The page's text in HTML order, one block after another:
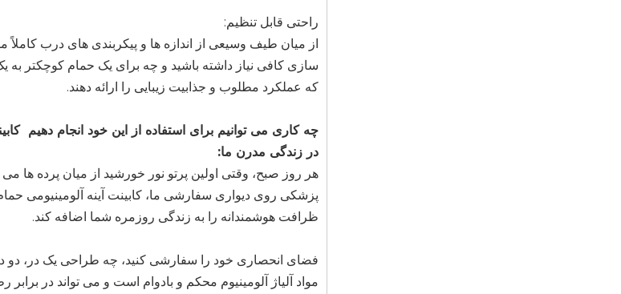
راحتی قابل تنظیم:
از میان طیف وسیعی از اندازه ها و پیکربندی های درب کاملاً
سازی کافی نیاز داشته باشید و چه برای یک حمام کوچکتر به
که عملکرد مطلوب و جذابیت زیبایی را ارائه دهند.
در زندگی مدرن ما:
هر روز صبح، وقتی اولین پرتو نور خورشید از میان پرده ها
ظرافت هوشمندانه را به زندگی روزمره شما اضافه کند.
فضای انحصاری خود را سفارشی کنید، چه طراحی یک در، دو
مواد آلیاژ آلومینیوم محکم و بادوام است و می تواند در